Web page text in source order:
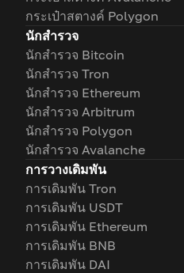
กระเป๋าสตางค์ Polygon
นักสำรวจ
นักสำรวจ Bitcoin
นักสำรวจ Tron
นักสำรวจ Ethereum
นักสำรวจ Arbitrum
นักสำรวจ Polygon
นักสำรวจ Avalanche
การวางเดิมพัน
การเดิมพัน Tron
การเดิมพัน USDT
การเดิมพัน Ethereum
การเดิมพัน BNB
การเดิมพัน DAI